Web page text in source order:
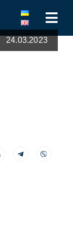
24.03.2023